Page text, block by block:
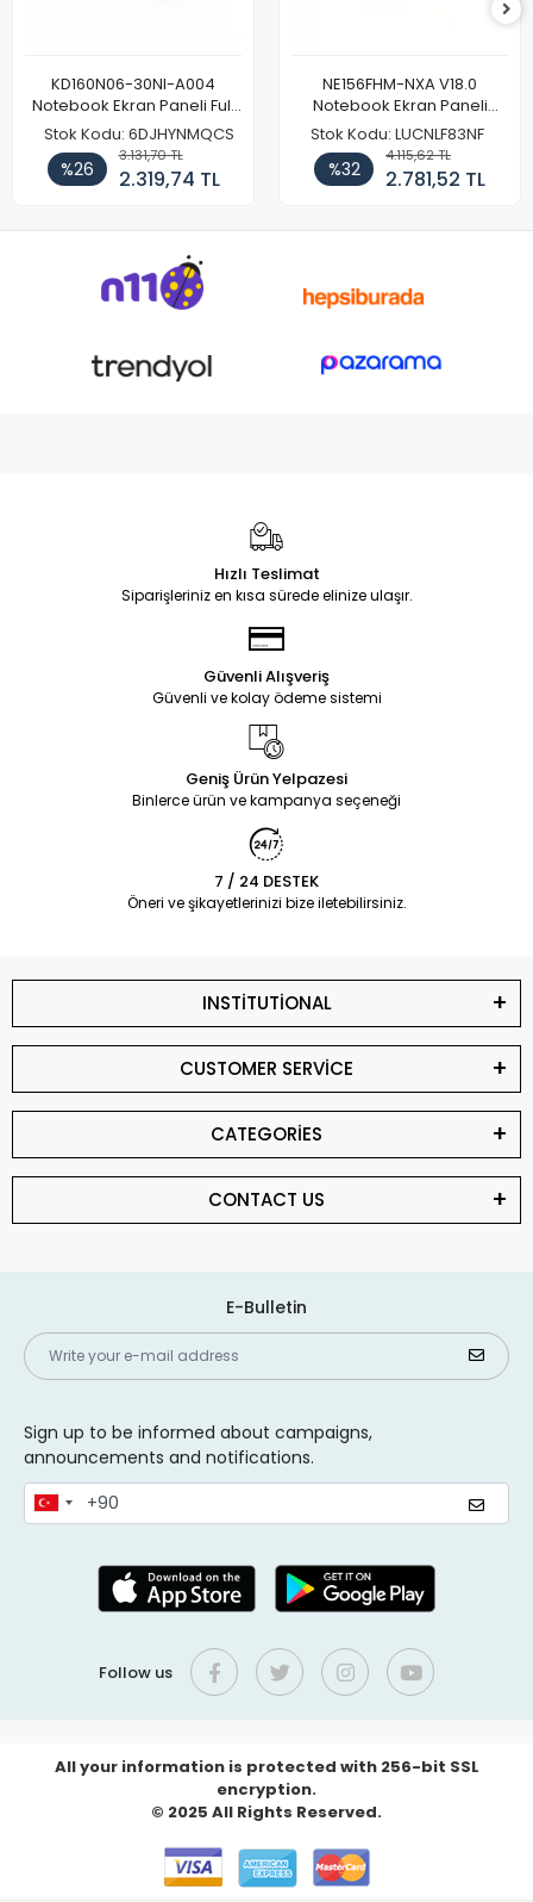
KD160N06-30NI-A004
Notebook Ekran Paneli Full
HD
Stok Kodu: 6DJHYNMQCS
%26
3.131,70 TL
2.319,74 TL
NE156FHM-NXA V18.0
Notebook Ekran Paneli
144Hz
Stok Kodu: LUCNLF83NF
%32
4.115,62 TL
2.781,52 TL
Hızlı Teslimat
Siparişleriniz en kısa sürede elinize ulaşır.
Güvenli Alışveriş
Güvenli ve kolay ödeme sistemi
Geniş Ürün Yelpazesi
Binlerce ürün ve kampanya seçeneği
7 / 24 DESTEK
Öneri ve şikayetlerinizi bize iletebilirsiniz.
INSTİTUTİONAL
CUSTOMER SERVİCE
CATEGORİES
CONTACT US
E-Bulletin
Sign up to be informed about campaigns,
announcements and notifications.
Follow us
All your information is protected with 256-bit SSL
encryption.
© 2025 All Rights Reserved.